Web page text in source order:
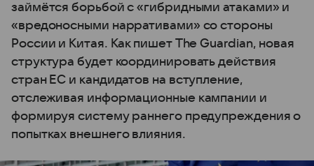
займётся борьбой с «гибридными атаками» и
«вредоносными нарративами» со стороны
России и Китая. Как пишет The Guardian, новая
структура будет координировать действия
стран ЕС и кандидатов на вступление,
отслеживая информационные кампании и
формируя систему раннего предупреждения о
попытках внешнего влияния.